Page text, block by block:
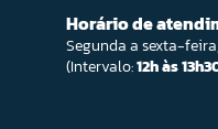
Horário de
Segunda a sexta-
(Intervalo:12h às